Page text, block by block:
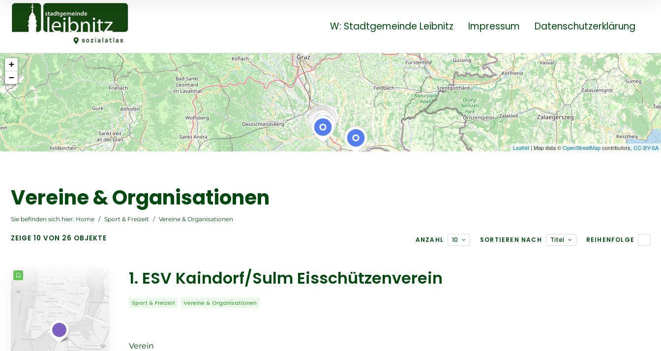
W: Stadtgemeinde Leibnitz Impressum Datenschutzerklärung
+
−
Leaflet | Map data ©OpenStreetMapcontributors, CC-BY-SA
Vereine & Organisationen
Sie befinden sich hier: Home / Sport & Freizeit / Vereine & Organisationen
ZEIGE 10 VON 26 OBJEKTE ANZAHL 10 SORTIEREN NACH Titel REIHENFOLGE
1. ESV Kaindorf/Sulm Eisschützenverein
Sport & Freizeit Vereine & Organisationen
Verein